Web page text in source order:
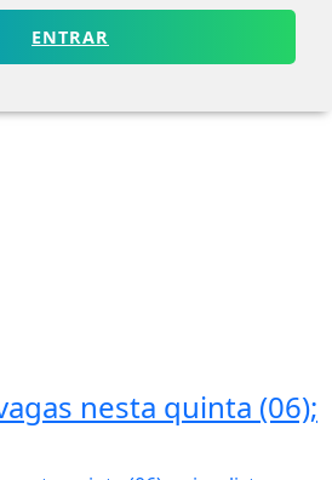
ENTRAR
nesta quinta (06);